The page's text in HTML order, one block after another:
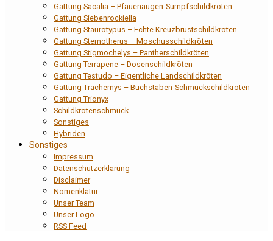
Gattung Sacalia – Pfauenaugen-Sumpfschildkröten
Gattung Siebenrockiella
Gattung Staurotypus – Echte Kreuzbrustschildkröten
Gattung Sternotherus – Moschusschildkröten
Gattung Stigmochelys – Pantherschildkröten
Gattung Terrapene – Dosenschildkröten
Gattung Testudo – Eigentliche Landschildkröten
Gattung Trachemys – Buchstaben-Schmuckschildkröten
Gattung Trionyx
Schildkrötenschmuck
Sonstiges
Hybriden
Sonstiges
Impressum
Datenschutzerklärung
Disclaimer
Nomenklatur
Unser Team
Unser Logo
RSS Feed